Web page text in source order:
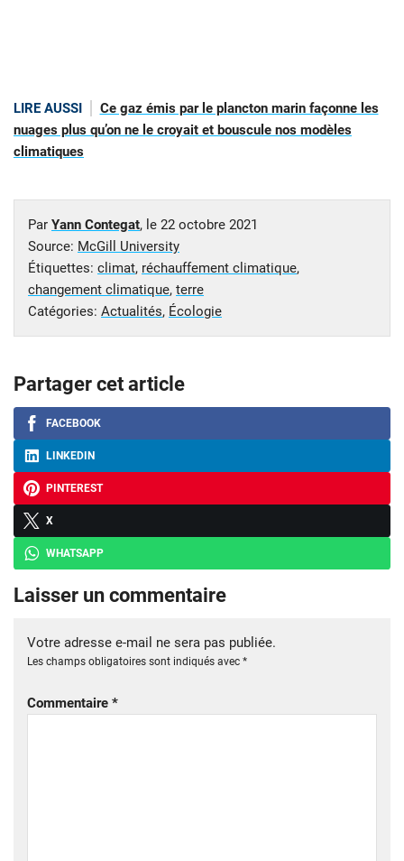
LIRE AUSSI
Ce gaz émis par le plancton marin façonne les
nuages plus qu’on ne le croyait et bouscule nos modèles
climatiques
Par Yann Contegat, le 22 octobre 2021
Source: McGill University
Étiquettes: climat, réchauffement climatique,
changement climatique, terre
Catégories: Actualités, Écologie
Partager cet article
FACEBOOK
LINKEDIN
PINTEREST
X
WHATSAPP
Laisser un commentaire
Votre adresse e-mail ne sera pas publiée.
Les champs obligatoires sont indiqués avec *
Commentaire *